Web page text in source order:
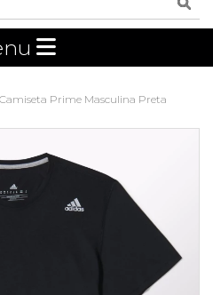
Camiseta Prime Masculina Preta